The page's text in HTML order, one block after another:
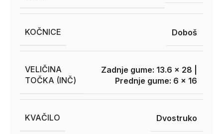
KOČNICE Doboš
VELIČINA
TOČKA (INČ)
Zadnje gume: 13.6 x 28 |
Prednje gume: 6 x 16
KVAČILO Dvostruko